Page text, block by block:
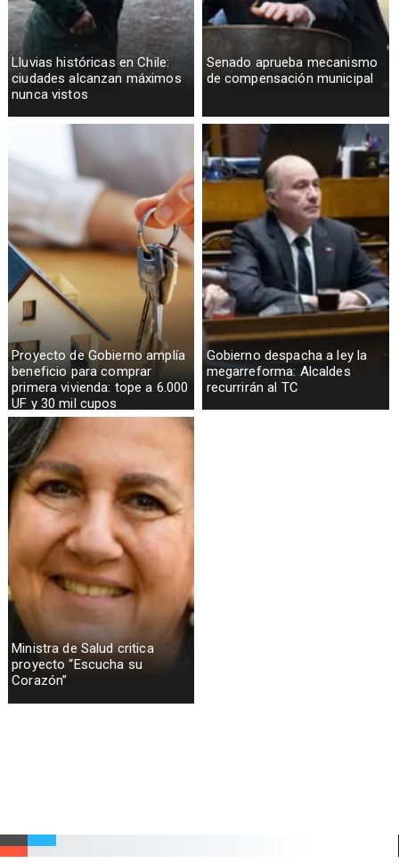
Lluvias históricas en Chile:
ciudades alcanzan máximos
nunca vistos
Senado aprueba mecanismo
de compensación municipal
Proyecto de Gobierno amplía
beneficio para comprar
primera vivienda: tope a 6.000
UF y 30 mil cupos
Gobierno despacha a ley la
megarreforma: Alcaldes
recurrirán al TC
Ministra de Salud critica
proyecto “Escucha su
Corazón”